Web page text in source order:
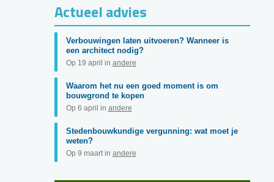
Actueel advies
Verbouwingen laten uitvoeren? Wanneer is
een architect nodig?
Op 19 april in andere
Waarom het nu een goed moment is om
bouwgrond te kopen
Op 6 april in andere
Stedenbouwkundige vergunning: wat moet je
weten?
Op 9 maart in andere